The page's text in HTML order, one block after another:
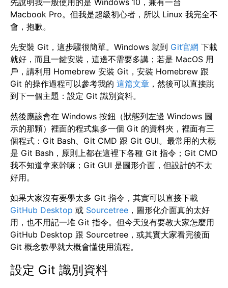
先說明我一般使用的是 Windows 10，兼有一台
Macbook Pro。但我是超級初心者，所以 Linux 我完全不
會，抱歉。
先安裝 Git，這步驟很簡單。Windows 就到 Git官網 下載
就好，而且一鍵安裝，這邊不需要多講；若是 MacOS 用
戶，請利用 Homebrew 安裝 Git，安裝 Homebrew 跟
Git 的操作過程可以參考我的 這篇文章 ，然後可以直接跳
到下一個主題：設定 Git 識別資料。
然後應該會在 Windows 按鈕（狀態列左邊 Windows 圖
示的那顆）裡面的程式集多一個 Git 的資料夾，裡面有三
個程式：Git Bash、Git CMD 跟 Git GUI。最常用的大概
是 Git Bash，原則上都在這裡下各種 Git 指令；Git CMD
我不知道拿來幹嘛；Git GUI 是圖形介面，但設計的不太
好用。
如果大家沒有要學太多 Git 指令，其實可以直接下載
GitHub Desktop 或 Sourcetree ，圖形化介面真的太好
用，也不用記一堆 Git 指令。但今天沒有要教大家怎麼用
GitHub Desktop 跟 Sourcetree，或其實大家看完後面
Git 概念教學就大概會懂使用流程。
設定 Git 識別資料